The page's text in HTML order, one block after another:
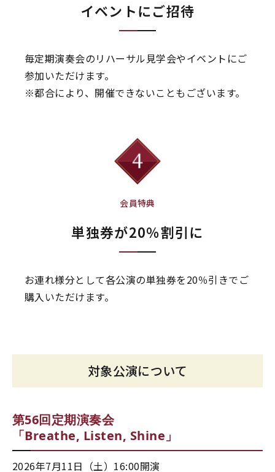
イベントにご招待
毎定期演奏会のリハーサル見学会やイベントにご
参加いただけます。
※都合により、開催できないこともございます。
会員特典
単独券が20％割引に
お連れ様分として各公演の単独券を20％引きでご
購入いただけます。
対象公演について
第56回定期演奏会
「Breathe, Listen, Shine」
2026年7月11日（土）16:00開演